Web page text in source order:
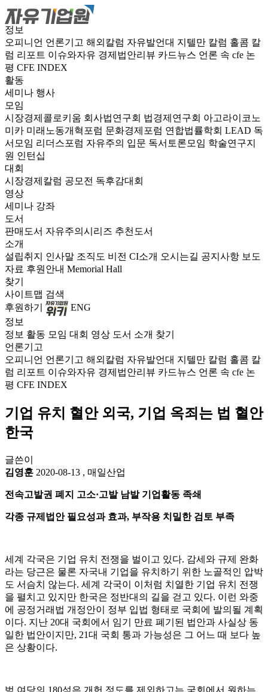
정보
오피니언 언론기고 해외칼럼 자유발언대 지텔만 칼럼 홀콤 칼
럼 리포트 이슈와자유 경제법안리뷰 카드뉴스 언론 속 cfe 논
평 CFE INDEX
활동
세미나 행사
모임
시장경제콜로키움 회사법연구회 법경제연구회 아고라이코노
미카 미래노동개혁포럼 문화경제포럼 연합법률학회 LEAD 독
서모임 리더스포럼 자유주의 입문 독서토론모임 학술연구지
원 인턴십
대회
시장경제칼럼 공모전 독후감대회
영상
세미나 강좌
도서
판매도서 자유주의시리즈 추천도서
소개
설립취지 인사말 조직도 비전 CI소개 오시는길 공지사항 보도
자료 후원안내 Memorial Hall
찾기
사이트맵 검색
후원하기
ENG
정보
정보 활동 모임 대회 영상 도서 소개 찾기
언론기고
오피니언 언론기고 해외칼럼 자유발언대 지텔만 칼럼 홀콤 칼
럼 리포트 이슈와자유 경제법안리뷰 카드뉴스 언론 속 cfe 논
평 CFE INDEX
기업 유치 혈안 외국, 기업 옥죄는 법 혈안
한국
글쓴이
김영훈 2020-08-13 , 매일산업
전속고발권 폐지 고소·고발 남발 기업활동 족쇄
각종 규제법안 필요성과 효과, 부작용 치밀한 검토 부족
세계 각국은 기업 유치 전쟁을 벌이고 있다. 감세와 규제 완화
라는 당근은 물론 자국내 기업을 유치하기 위한 노골적인 압박
도 서슴치 않는다. 세계 각국이 이처럼 치열한 기업 유치 전쟁
을 펼치고 있지만 한국은 정반대의 길을 걷고 있다. 이런 와중
에 공정거래법 개정안이 정부 입법 형태로 국회에 발의될 계획
이다. 지난 20대 국회에서 임기 만료 폐기된 법안과 사실상 동
일한 법안이지만, 21대 국회 통과 가능성은 그 어느 때 보다 높
은 상황이다.
범 여당의 180석은 개헌 정도를 제외하고는 국회에서 원하는